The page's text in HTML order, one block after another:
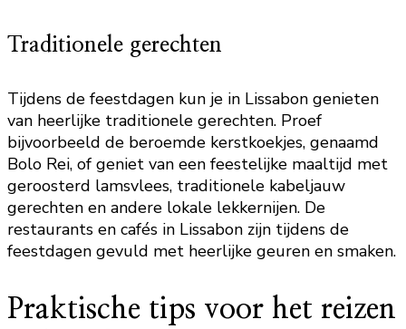
Traditionele gerechten
Tijdens de feestdagen kun je in Lissabon genieten
van heerlijke traditionele gerechten. Proef
bijvoorbeeld de beroemde kerstkoekjes, genaamd
Bolo Rei, of geniet van een feestelijke maaltijd met
geroosterd lamsvlees, traditionele kabeljauw
gerechten en andere lokale lekkernijen. De
restaurants en cafés in Lissabon zijn tijdens de
feestdagen gevuld met heerlijke geuren en smaken.
Praktische tips voor het reizen